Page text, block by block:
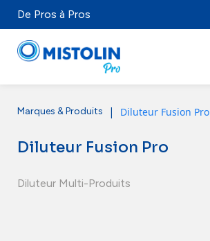
De Pros à Pros
Secteurs
Marques & Produits
Mistolabs
Marques & Produits | Diluteur Fusion Pro
Diluteur Fusion Pro
Diluteur Multi-Produits